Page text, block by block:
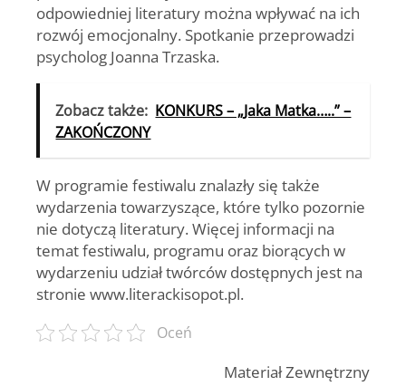
odpowiedniej literatury można wpływać na ich
rozwój emocjonalny. Spotkanie przeprowadzi
psycholog Joanna Trzaska.
Zobacz także: KONKURS – „Jaka Matka…..” –
ZAKOŃCZONY
W programie festiwalu znalazły się także
wydarzenia towarzyszące, które tylko pozornie
nie dotyczą literatury. Więcej informacji na
temat festiwalu, programu oraz biorących w
wydarzeniu udział twórców dostępnych jest na
stronie www.literackisopot.pl.
Oceń
Materiał Zewnętrzny